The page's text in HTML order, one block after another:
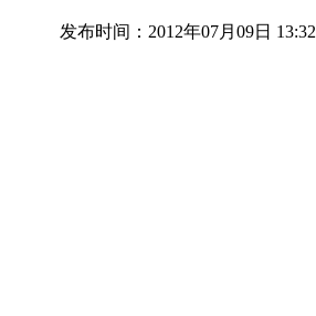
发布时间：2012年07月09日 13:32